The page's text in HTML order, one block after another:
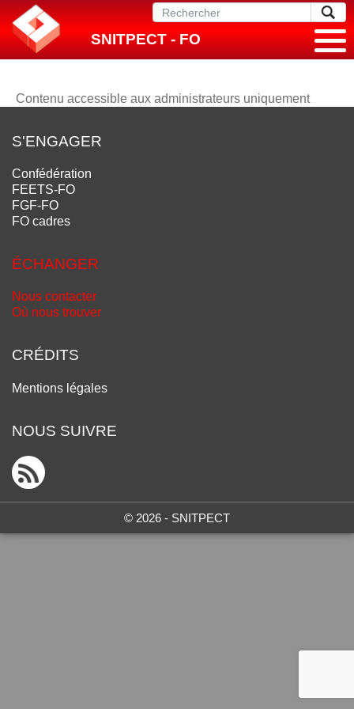
SNITPECT - FO
Contenu accessible aux administrateurs uniquement
S'ENGAGER
Confédération
FEETS-FO
FGF-FO
FO cadres
ÉCHANGER
Nous contacter
Où nous trouver
CRÉDITS
Mentions légales
NOUS SUIVRE
© 2026 - SNITPECT